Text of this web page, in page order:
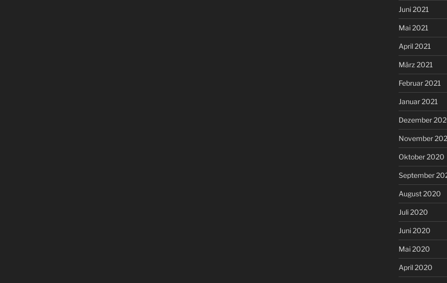
Juni 2021
Mai 2021
April 2021
März 2021
Februar 2021
Januar 2021
Dezember
November
Oktober 2020
September
August 2020
Juli 2020
Juni 2020
Mai 2020
April 2020